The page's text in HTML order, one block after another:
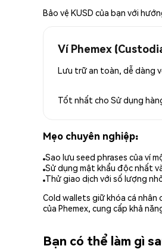
Bảo vệ KUSD của bạn với
Ví Phemex
Lưu trữ an toàn, dễ dàng
Tốt nhất cho Sử dụng
Mẹo chuyên nghiệp:
Sao lưu seed phrases của ví
Sử dụng mật khẩu độc nhất
Thử giao dịch với số lượng
Cold wallets giữ khóa cá
của Phemex, cung cấp khả
Bạn có thể làm gì